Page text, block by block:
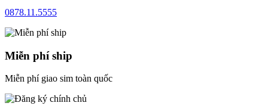
0878.11.5555
Miễn phí ship
Miễn phí giao sim toàn quốc